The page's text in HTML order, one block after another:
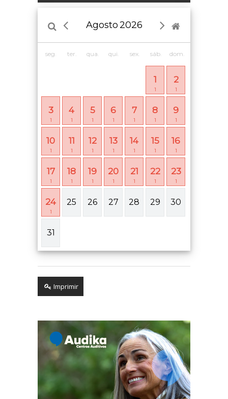
Agosto2026
seg. ter. qua. qui. sex. sáb. dom.
1
1
2
1
3
1
4
1
5
1
6
1
7
1
8
1
9
1
10
1
11
1
12
1
13
1
14
1
15
1
16
1
17
1
18
1
19
1
20
1
21
1
22
1
23
1
24
1
25 26 27 28 29 30
31
Imprimir